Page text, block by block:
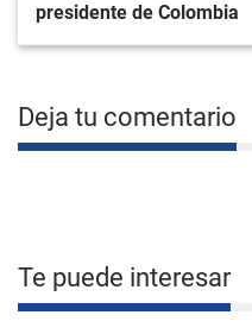
presidente de Colombia
Deja tu comentario
Te puede interesar